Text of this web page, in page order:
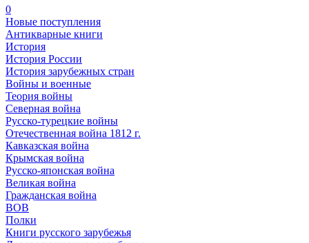
0
Новые поступления
Антикварные книги
История
История России
История зарубежных стран
Войны и военные
Теория войны
Северная война
Русско-турецкие войны
Отечественная война 1812 г.
Кавказская война
Крымская война
Русско-японская война
Великая война
Гражданская война
ВОВ
Полки
Книги русского зарубежья